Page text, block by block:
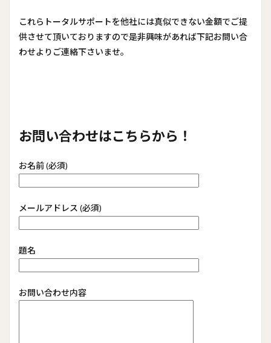
これらトータルサポートを他社には真似できない金額でご提
供させて頂いておりますので是非興味があれば下記お問い合
わせよりご連絡下さいませ。
お問い合わせはこちらから！
お名前 (必須)
メールアドレス (必須)
題名
お問い合わせ内容